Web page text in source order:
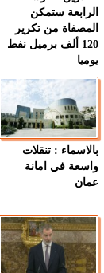
الرابعة ستمكن
المصفاة من تكرير
120 ألف برميل نفط
يوميا
بالاسماء : تنقلات
واسعة في امانة
عمان